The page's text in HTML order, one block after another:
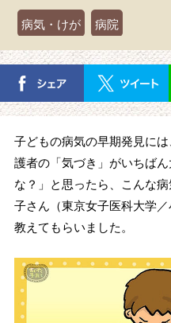
病気・けが 病院
子どもの病気の早期発見に
護者の「気づき」がいちば
な？」と思ったら、こんな
子さん （東京女子医科大学／
教えてもらいました。